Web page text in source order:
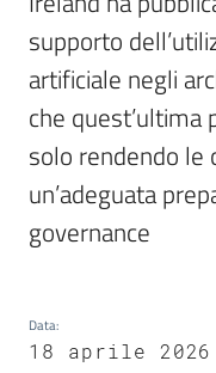
Argomenti
supporto
artificiale negli
che
solo rendendo le
un’adeguata
governance
Data:
18 aprile 2026